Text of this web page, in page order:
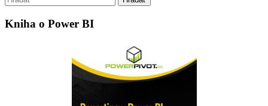
Kniha o Power BI